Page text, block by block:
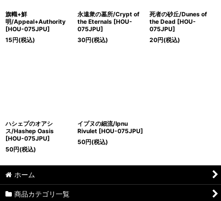
旗幟+鮮
明/Appeal+Authority
[HOU-075JPU]
15円(税込)
永遠衆の墓所/Crypt of
the Eternals [HOU-
075JPU]
30円(税込)
死者の砂丘/Dunes of
the Dead [HOU-
075JPU]
20円(税込)
ハシェプのオアシ
ス/Hashep Oasis
[HOU-075JPU]
50円(税込)
イプヌの細流/Ipnu
Rivulet [HOU-075JPU]
50円(税込)
ホーム
商品カテゴリ一覧